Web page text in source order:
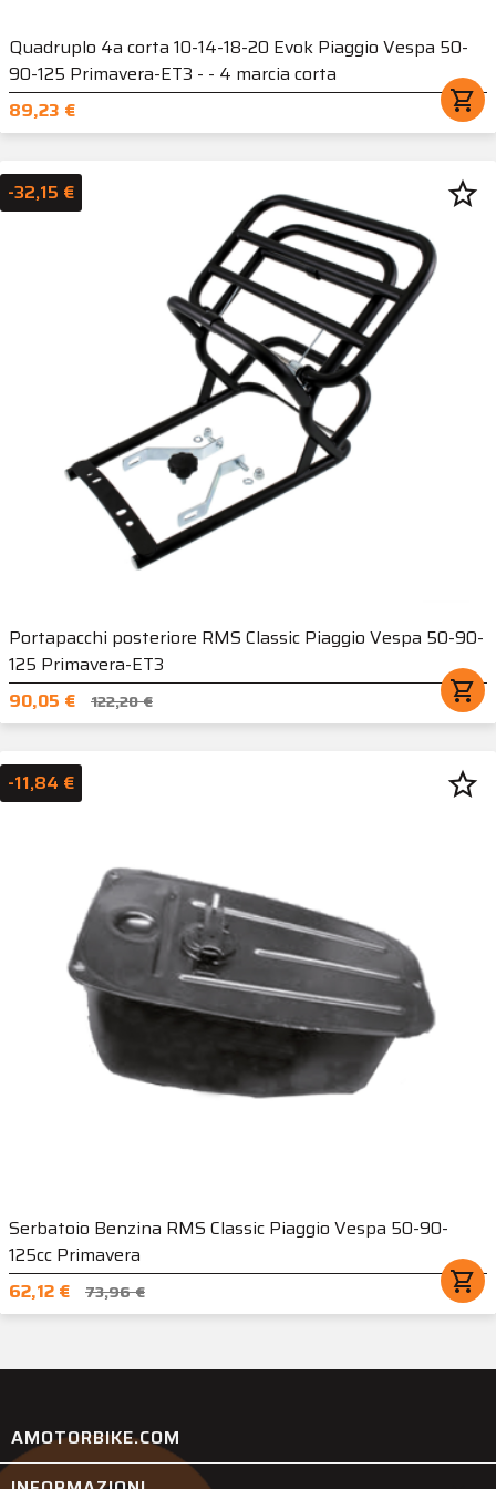
Quadruplo 4a corta 10-14-18-20 Evok Piaggio Vespa 50-
90-125 Primavera-ET3 - - 4 marcia corta
89,23 €
shopping_cart
Portapacchi posteriore RMS Classic Piaggio Vespa 50-90-
125 Primavera-ET3
90,05 €
122,20 € shopping_cart
-32,15 € star_border
Serbatoio Benzina RMS Classic Piaggio Vespa 50-90-
125cc Primavera
62,12 €
73,96 € shopping_cart
-11,84 € star_border
AMOTORBIKE.COM